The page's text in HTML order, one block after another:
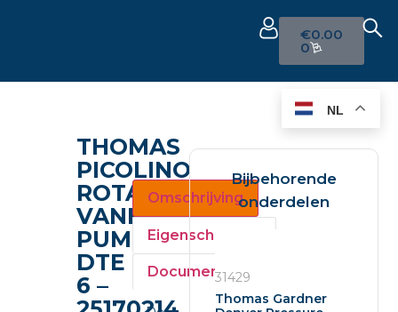
€0.00
0
THOMAS
PICOLINO
ROTARY
VANE
PUMP
DTE
6 –
Omschrijving
Eigenschappen
Documenten
Bijbehorende
onderdelen
31429
Thomas Gardner
NL